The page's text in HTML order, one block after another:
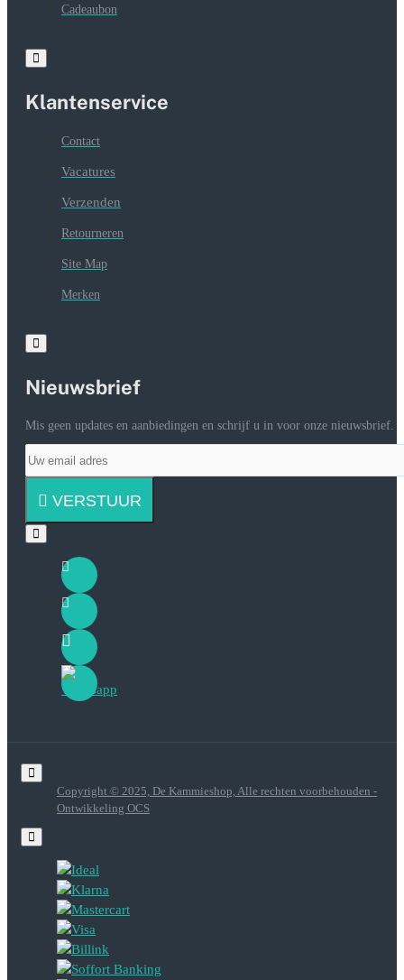
Cadeaubon
Klantenservice
Contact
Vacatures
Verzenden
Retourneren
Site Map
Merken
Nieuwsbrief
Mis geen updates en aanbiedingen en schrijf u in voor onze nieuwsbrief.
Uw
email
adresVERSTUUR
Copyright © 2025, De Kammieshop, Alle rechten voorbehouden -
Ontwikkeling OCS